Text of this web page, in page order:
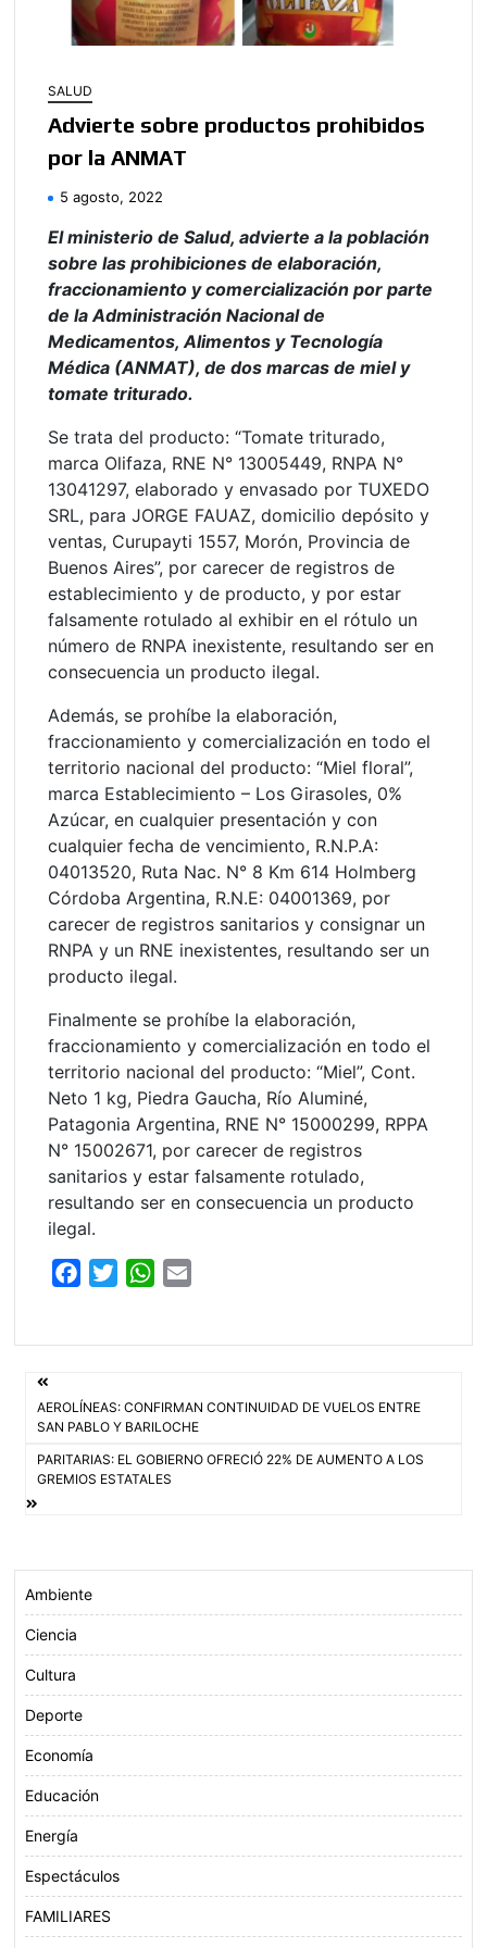
SALUD
Advierte sobre productos prohibidos
por la ANMAT
5 agosto, 2022
El ministerio de Salud, advierte a la población
sobre las prohibiciones de elaboración,
fraccionamiento y comercialización por parte
de la Administración Nacional de
Medicamentos, Alimentos y Tecnología
Médica (ANMAT), de dos marcas de miel y
tomate triturado.
Se trata del producto: “Tomate triturado,
marca Olifaza, RNE N° 13005449, RNPA N°
13041297, elaborado y envasado por TUXEDO
SRL, para JORGE FAUAZ, domicilio depósito y
ventas, Curupayti 1557, Morón, Provincia de
Buenos Aires”, por carecer de registros de
establecimiento y de producto, y por estar
falsamente rotulado al exhibir en el rótulo un
número de RNPA inexistente, resultando ser en
consecuencia un producto ilegal.
Además, se prohíbe la elaboración,
fraccionamiento y comercialización en todo el
territorio nacional del producto: “Miel floral”,
marca Establecimiento – Los Girasoles, 0%
Azúcar, en cualquier presentación y con
cualquier fecha de vencimiento, R.N.P.A:
04013520, Ruta Nac. N° 8 Km 614 Holmberg
Córdoba Argentina, R.N.E: 04001369, por
carecer de registros sanitarios y consignar un
RNPA y un RNE inexistentes, resultando ser un
producto ilegal.
Finalmente se prohíbe la elaboración,
fraccionamiento y comercialización en todo el
territorio nacional del producto: “Miel”, Cont.
Neto 1 kg, Piedra Gaucha, Río Aluminé,
Patagonia Argentina, RNE N° 15000299, RPPA
N° 15002671, por carecer de registros
sanitarios y estar falsamente rotulado,
resultando ser en consecuencia un producto
ilegal.
o
k
e
W
A
p
Navegación
de
entradas
AEROLÍNEAS: CONFIRMAN CONTINUIDAD DE VUELOS ENTRE
SAN PABLO Y BARILOCHE
PARITARIAS: EL GOBIERNO OFRECIÓ 22% DE AUMENTO A LOS
GREMIOS ESTATALES
Ambiente
Ciencia
Cultura
Deporte
Economía
Educación
Energía
Espectáculos
FAMILIARES